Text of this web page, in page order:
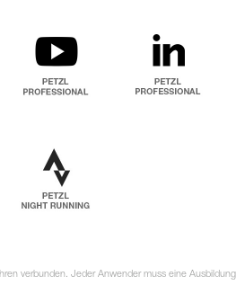
verbunden. Jeder Anwender muss eine